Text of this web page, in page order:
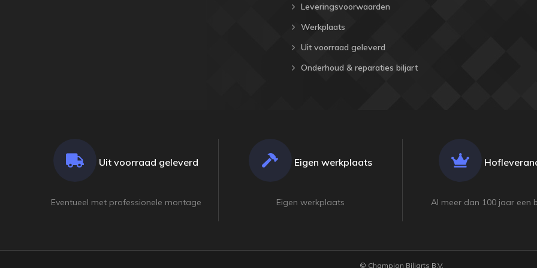
Leveringsvoorwaarden
Werkplaats
Uit voorraad geleverd
Onderhoud & reparaties biljart
Uit voorraad geleverd
Eventueel met professionele montage
Eigen werkplaats
Eigen werkplaats Al meer dan 100 jaar een
© Champion Biljarts B.V.